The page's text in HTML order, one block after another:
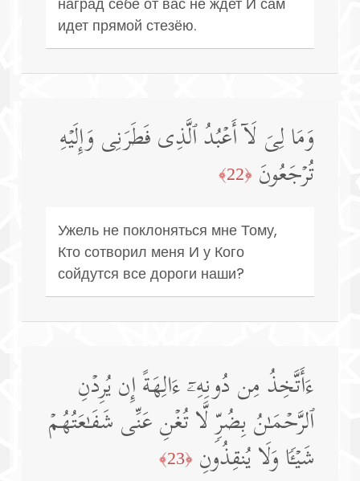
идет прямой стезёю.
وَمَا لِیَ لَاۤ أَعۡبُدُ ٱلَّذِی فَطَرَنِی وَإِلَیۡهِ
تُرۡجَعُونَ ﴿22﴾
Ужель не поклоняться мне Тому,
Кто сотворил меня И у Кого
сойдутся все дороги наши?
ءَأَتَّخِذُ مِن دُونِهِۦۤ ءَالِهَةً إِن یُرِدۡنِ
ٱلرَّحۡمَـٰنُ بِضُرࣲّ لَّا تُغۡنِ عَنِّی شَفَـٰعَتُهُمۡ
شَیۡـࣰٔا وَلَا یُنقِذُونِ ﴿23﴾